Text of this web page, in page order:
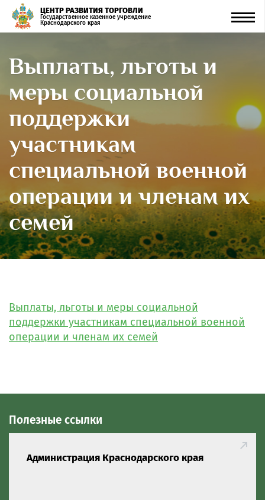
ЦЕНТР РАЗВИТИЯ ТОРГОВЛИ
Государственное казенное учреждение
Краснодарского края
Выплаты, льготы и
меры социальной
поддержки
участникам
специальной военной
операции и членам их
семей
Выплаты, льготы и меры социальной
поддержки участникам специальной военной
операции и членам их семей
Полезные ссылки
Администрация Краснодарского края